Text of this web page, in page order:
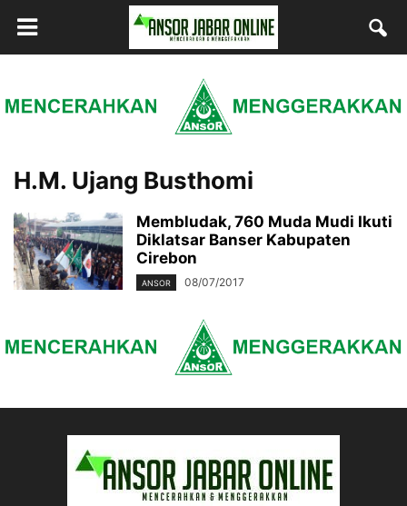
H.M. Ujang Busthomi
Membludak, 760 Muda Mudi Ikuti
Diklatsar Banser Kabupaten
Cirebon
ANSOR 08/07/2017